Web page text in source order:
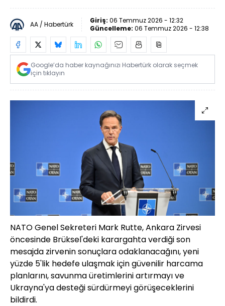
AA / Habertürk Giriş: 06 Temmuz 2026 - 12:32
Güncelleme: 06 Temmuz 2026 - 12:38
Google’da haber kaynağınızı Habertürk olarak seçmek
için tıklayın
NATO Genel Sekreteri Mark Rutte, Ankara Zirvesi
öncesinde Brüksel'deki karargahta verdiği son
mesajda zirvenin sonuçlara odaklanacağını, yeni
yüzde 5'lik hedefe ulaşmak için güvenilir harcama
planlarını, savunma üretimlerini artırmayı ve
Ukrayna'ya desteği sürdürmeyi görüşeceklerini
bildirdi.